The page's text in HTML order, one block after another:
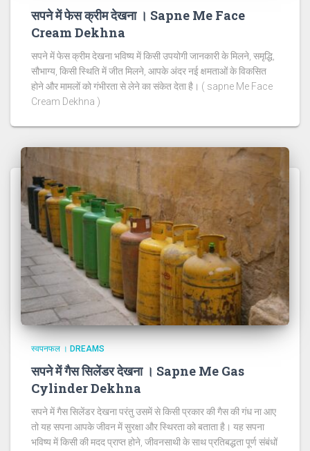
सपने में फेस क्रीम देखना । Sapne Me Face
Cream Dekhna
सपने में फेस क्रीम देखना भविष्य में किसी उपयोगी जानकारी के मिलने, समृद्धि,
सौभाग्य, किसी स्थिति में जीत मिलने, आपके अंदर नई क्षमताओं के विकसित
होने और मामलों को गंभीरता से लेने का संकेत देता है। ( sapne Me Face
Cream Dekhna )
स्वपनफल । DREAMS
सपने में गैस सिलेंडर देखना । Sapne Me Gas
Cylinder Dekhna
सपने में गैस सिलेंडर देखना परंतु उसमें से किसी प्रकार की गैस की गंध ना आए
तो यह सपना आपके जीवन में सुरक्षा और स्थिरता को बताता है। यह सपना
भविष्य में किसी की मदद प्राप्त होने, जीवनसाथी के साथ प्रतिबद्धता पूर्ण संबंधों